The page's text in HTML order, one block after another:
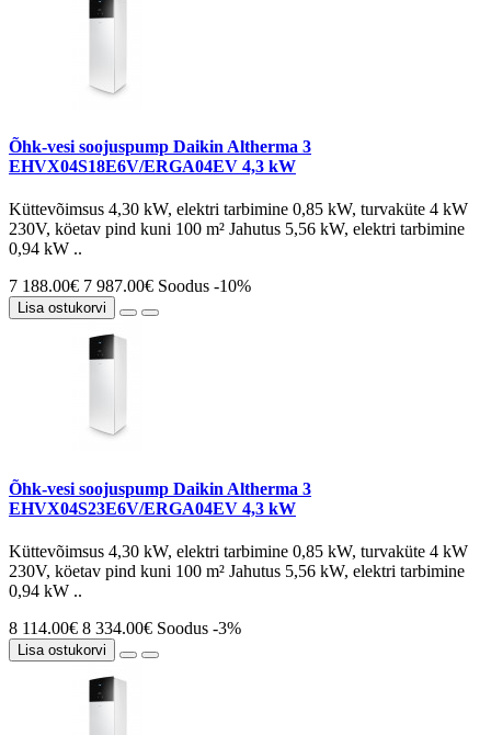
Õhk-vesi soojuspump Daikin Altherma 3
EHVX04S18E6V/ERGA04EV 4,3 kW
Küttevõimsus 4,30 kW, elektri tarbimine 0,85 kW, turvaküte 4 kW
230V, köetav pind kuni 100 m² Jahutus 5,56 kW, elektri tarbimine
0,94 kW ..
7 188.00€ 7 987.00€ Soodus -10%
Lisa ostukorvi
Õhk-vesi soojuspump Daikin Altherma 3
EHVX04S23E6V/ERGA04EV 4,3 kW
Küttevõimsus 4,30 kW, elektri tarbimine 0,85 kW, turvaküte 4 kW
230V, köetav pind kuni 100 m² Jahutus 5,56 kW, elektri tarbimine
0,94 kW ..
8 114.00€ 8 334.00€ Soodus -3%
Lisa ostukorvi